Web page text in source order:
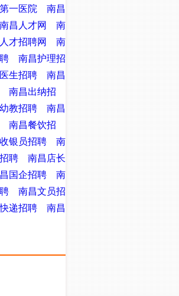
一医院
南昌
南昌人才网
南
才招聘网
南
南昌护理招
生招聘
南昌
南昌出纳招
教招聘
南昌
南昌餐饮招
银员招聘
南
聘
南昌店长
国企招聘
南
南昌文员招
递招聘
南昌